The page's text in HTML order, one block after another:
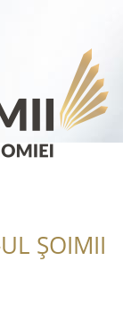
ȘOIMII